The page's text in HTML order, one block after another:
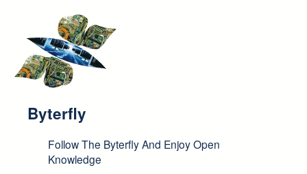
Byterfly
Follow The Byterfly And Enjoy Open
Knowledge